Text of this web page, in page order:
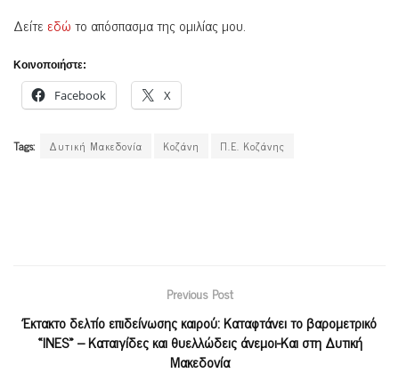
Δείτε εδώτο απόσπασμα της ομιλίας μου.
Κοινοποιήστε:
Facebook X
Tags: Δυτική Μακεδονία Κοζάνη Π.Ε. Κοζάνης
Previous Post
Έκτακτο δελτίο επιδείνωσης καιρού: Καταφτάνει το βαρομετρικό
«INES» – Καταιγίδες και θυελλώδεις άνεμοι-Και στη Δυτική
Μακεδονία